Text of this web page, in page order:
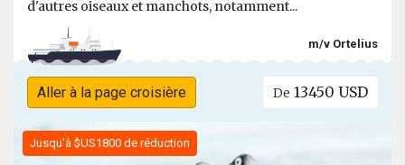
d'autres oiseaux et manchots, notamment...
m/v Ortelius
Aller à la page croisière De 13450 USD
Jusqu'à $US1800 de réduction